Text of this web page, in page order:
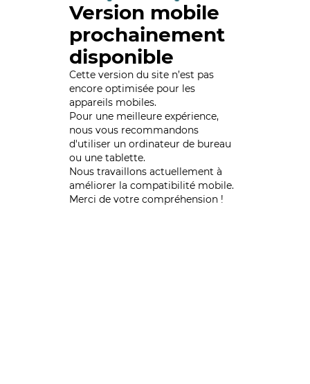
Version mobile
prochainement
disponible
Cette version du site n’est pas
encore optimisée pour les
appareils mobiles.
Pour une meilleure expérience,
nous vous recommandons
d'utiliser un ordinateur de bureau
ou une tablette.
Nous travaillons actuellement à
améliorer la compatibilité mobile.
Merci de votre compréhension !